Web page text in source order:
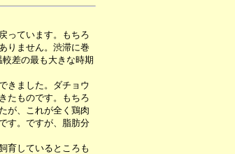
っています。もちろ
りません。渋滞に巻
差の最も大きな時期
きました。ダチョウ
たものです。もちろ
が、これが全く鶏肉
す。ですが、脂肪分
育しているところも